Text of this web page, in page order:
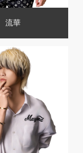
流華